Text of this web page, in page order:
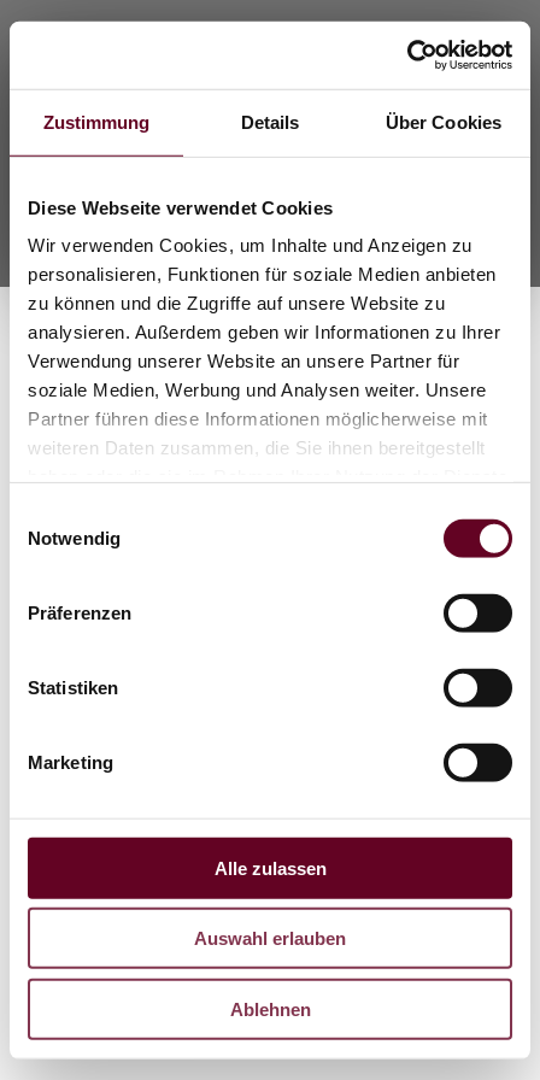
Zustimmung Details Über Cookies
Diese Webseite verwendet Cookies
Wir verwenden Cookies, um Inhalte und Anzeigen zu
personalisieren, Funktionen für soziale Medien anbieten
zu können und die Zugriffe auf unsere Website zu
analysieren. Außerdem geben wir Informationen zu Ihrer
Verwendung unserer Website an unsere Partner für
soziale Medien, Werbung und Analysen weiter. Unsere
Partner führen diese Informationen möglicherweise mit
weiteren Daten zusammen, die Sie ihnen bereitgestellt
Notwendig
Präferenzen
Statistiken
Marketing
Alle zulassen
Auswahl erlauben
Ablehnen
Bitte Passwort eingeben, um den Status-Generator zu öffnen.
Tipp: Zusätzlich kann die WP-Seite als „Passwortgeschützt“ gesetzt
werden.